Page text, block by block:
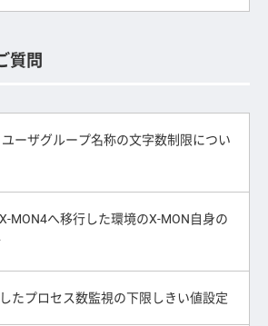
質問
ーザグループ名称の文字数制限につい
MON4へ移行した環境のX-MON自身の
たプロセス数監視の下限しきい値設定